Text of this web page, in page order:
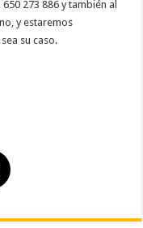
273 886 y también al
y estaremos
su caso.